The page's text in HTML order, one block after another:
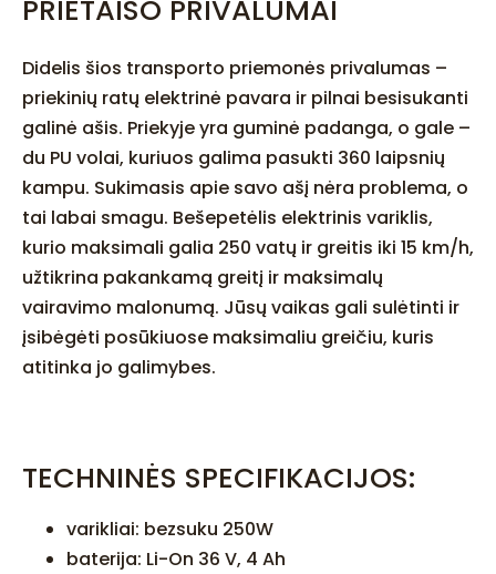
PRIETAISO PRIVALUMAI
Didelis šios transporto priemonės privalumas –
priekinių ratų elektrinė pavara ir pilnai besisukanti
galinė ašis. Priekyje yra guminė padanga, o gale –
du PU volai, kuriuos galima pasukti 360 laipsnių
kampu. Sukimasis apie savo ašį nėra problema, o
tai labai smagu. Bešepetėlis elektrinis variklis,
kurio maksimali galia 250 vatų ir greitis iki 15 km/h,
užtikrina pakankamą greitį ir maksimalų
vairavimo malonumą. Jūsų vaikas gali sulėtinti ir
įsibėgėti posūkiuose maksimaliu greičiu, kuris
atitinka jo galimybes.
TECHNINĖS SPECIFIKACIJOS:
varikliai: bezsuku 250W
baterija: Li-On 36 V, 4 Ah